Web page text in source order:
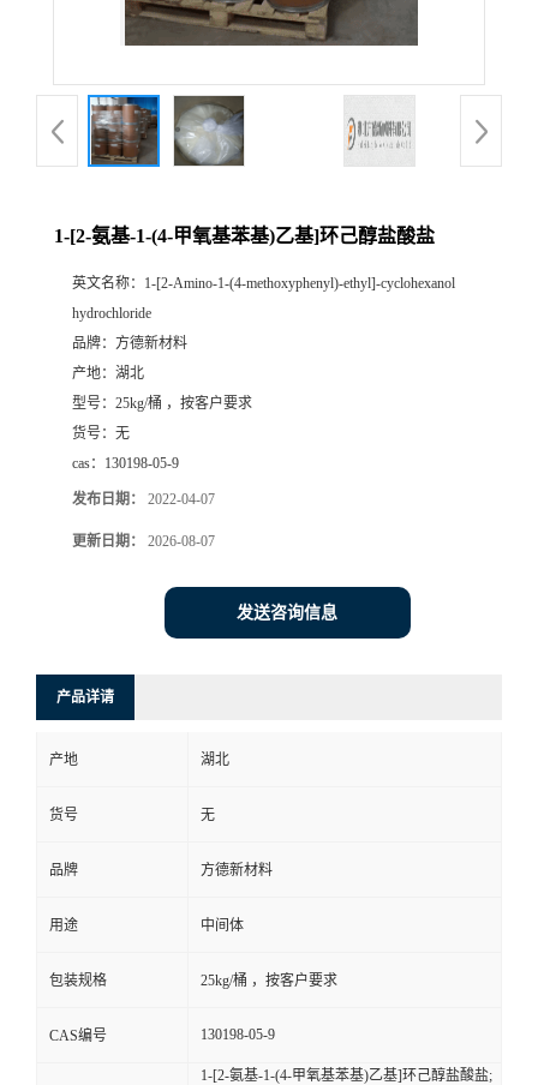
1-[2-氨基-1-(4-甲氧基苯基)乙基]环己醇盐酸盐
英文名称： 1-[2-Amino-1-(4-methoxyphenyl)-ethyl]-cyclohexanol
hydrochloride
品牌： 方德新材料
产地： 湖北
型号： 25kg/桶 ，按客户要求
货号： 无
cas： 130198-05-9
发布日期： 2022-04-07
更新日期： 2026-08-07
发送咨询信息
产品详请
产地 湖北
货号 无
品牌 方德新材料
用途 中间体
包装规格 25kg/桶 ，按客户要求
CAS编号 130198-05-9
1-[2-氨基-1-(4-甲氧基苯基)乙基]环己醇盐酸盐;